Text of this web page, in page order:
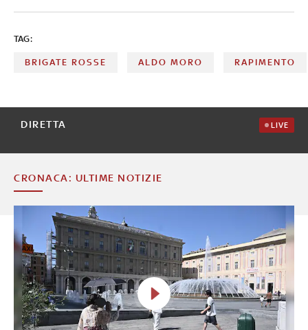
piccolo schermo, tante altre volte è stato quello grande
'Buongiorno, notte' di Marco Bellocchio
TAG:
BRIGATE ROSSE ALDO MORO RAPIMENTO
DIRETTA LIVE
CRONACA: ULTIME NOTIZIE